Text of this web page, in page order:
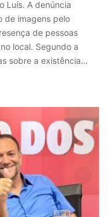
Luís. A denúncia
de imagens pelo
de pessoas
local. Segundo a
sobre a existência…